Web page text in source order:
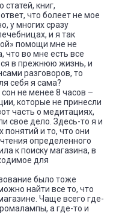
книг,
что болеет не мое
у многих сразу
и я так
помощи мне не
что во мне есть все
в прежнюю жизнь, и
разговоров, то
себя я сама?
не менее 8 часов –
которые не принесли
часть о медитациях,
свое дело. Здесь-то я и
понятий и то, что они
определенного
к поиску магазина, в
для
было тоже
найти все то, что
Чаще всего где-
а где-то и